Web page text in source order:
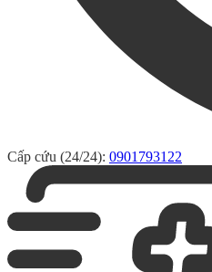
Cấp cứu (24/24): 0901793122